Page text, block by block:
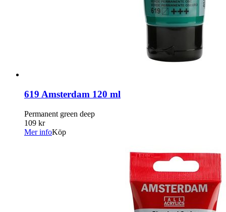
619 Amsterdam 120 ml
Permanent green deep
109 kr
Mer infoKöp